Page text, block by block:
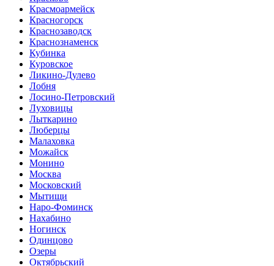
Красмоармейск
Красногорск
Краснозаводск
Краснознаменск
Кубинка
Куровское
Ликино-Дулево
Лобня
Лосино-Петровский
Луховицы
Лыткарино
Люберцы
Малаховка
Можайск
Монино
Москва
Московский
Мытищи
Наро-Фоминск
Нахабино
Ногинск
Одинцово
Озеры
Октябрьский